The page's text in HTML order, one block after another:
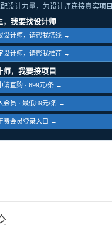
设计力量，为设计师连接真实项目
，我要找设计师
设计师，请帮我搭线 →
设计师，请帮我推荐 →
师，我要接项目
请直购 · 699元/条 →
会员 · 最低89元/条 →
费会员登录入口 →